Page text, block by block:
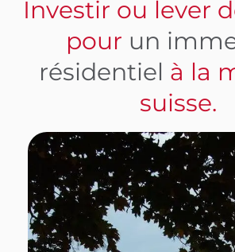
Investir ou lever
pour un
résidentiel à la
suisse.